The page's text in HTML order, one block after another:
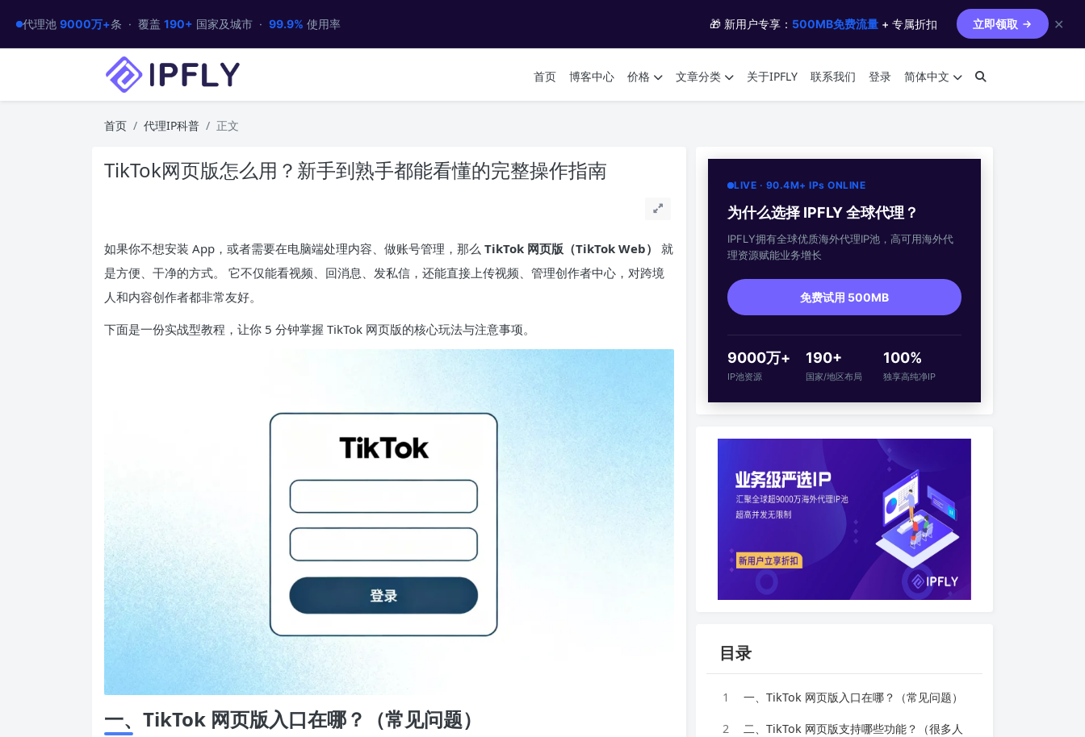
代理池 9000万+条 · 覆盖 190+ 国家及城市 · 99.9% 使用率 🎁 新用户专享： 500MB免费流量 + 专属折扣 立即领取 ✕
首页 博客中心 价格 文章分类 关于IPFLY 联系我们 登录 简体中文
首页 代理IP科普 正文
TikTok网页版怎么用？新手到熟手都能看懂的完整操作指南
如果你不想安装 App，或者需要在电脑端处理内容、做账号管理，那么 TikTok 网页版（TikTok Web）
就
是方便、干净的方式。 它不仅能看视频、回消息、发私信，还能直接上传视频、管理创作者中心，对跨境
人和内容创作者都非常友好。
下面是一份实战型教程，让你 5 分钟掌握 TikTok 网页版的核心玩法与注意事项。
一、TikTok 网页版入口在哪？（常见问题）
LIVE · 90.4M+ IPs ONLINE
为什么选择 IPFLY 全球代理？
IPFLY拥有全球优质海外代理IP池，高可用海外代
理资源赋能业务增长
免费试用 500MB
9000万+
IP池资源
190+
国家/地区布局
100%
独享高纯净IP
目录
1 一、TikTok 网页版入口在哪？（常见问题）
2
二、TikTok 网页版支持哪些功能？（很多人